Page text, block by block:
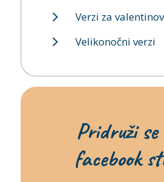
Verzi za
Velikonočni verzi
Pridruži
facebook